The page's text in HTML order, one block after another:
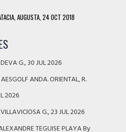
AUGUSTA, 24 OCT 2018
G., 30 JUL 2026
ANDA. ORIENTAL, R.
2026
G., 23 JUL 2026
TEGUISE PLAYA By